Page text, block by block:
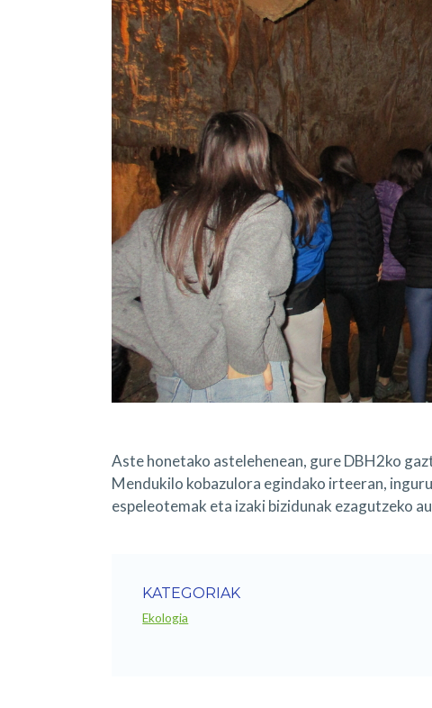
Aste honetako astelehenean, gure DBH2ko
Mendukilo kobazulora egindako irteeran,
espeleotemak eta izaki bizidunak ezagutzeko
KATEGORIAK
Ekologia